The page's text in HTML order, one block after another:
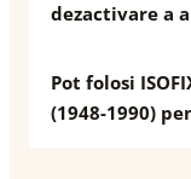
dezactivare a
Pot folosi
(1948-1990)